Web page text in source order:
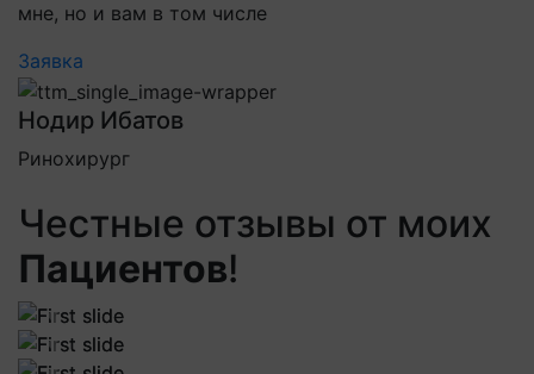
мне, но и вам в том числе
Заявка
Нодир Ибатов
Ринохирург
Честные отзывы от моих
Пациентов!
Previous
Previous